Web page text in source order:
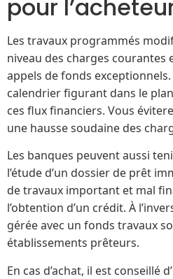
pour
Les travaux programmés
niveau des charges courantes
appels de fonds
calendrier figurant dans le
ces flux financiers. Vous
une hausse soudaine des
Les banques peuvent aussi
l’étude d’un dossier de prêt
de travaux important et mal
l’obtention d’un crédit. À
gérée avec un fonds travaux
établissements prêteurs.
En cas d’achat, il est conseillé